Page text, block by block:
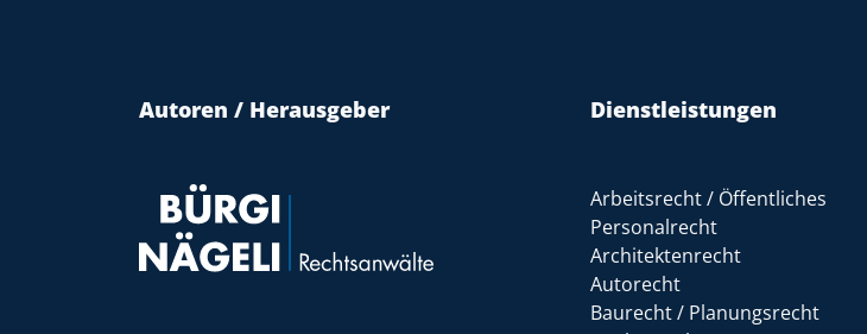
Autoren / Herausgeber Dienstleistungen
Arbeitsrecht / Öffentliches
Personalrecht
Architektenrecht
Autorecht
Baurecht / Planungsrecht